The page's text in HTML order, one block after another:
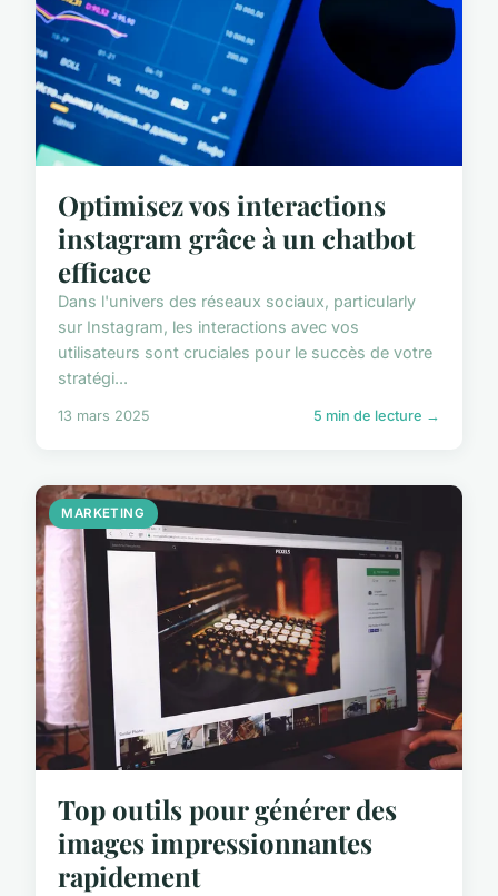
Optimisez vos interactions
instagram grâce à un chatbot
efficace
Dans l'univers des réseaux sociaux, particularly
sur Instagram, les interactions avec vos
utilisateurs sont cruciales pour le succès de votre
stratégi...
13 mars 2025 5 min de lecture →
MARKETING
Top outils pour générer des
images impressionnantes
rapidement